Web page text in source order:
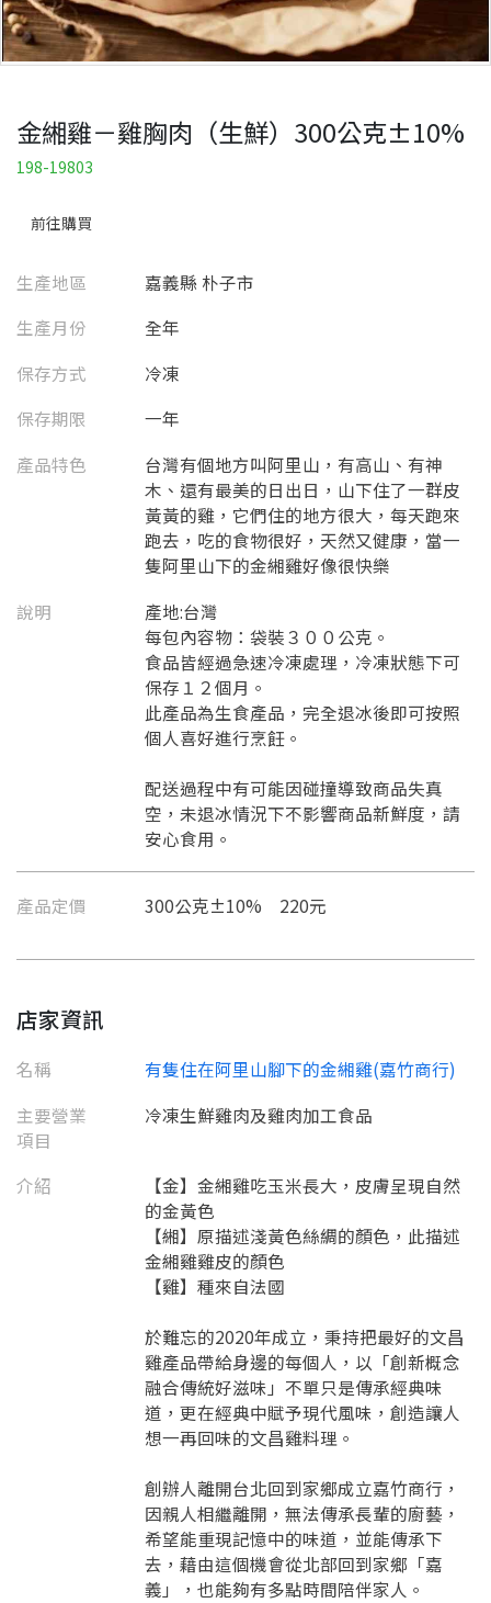
金緗雞－雞胸肉（生鮮）300公克±10%
198-19803
前往購買
生產地區
嘉義縣 朴子市
生產月份
全年
保存方式
冷凍
保存期限
一年
產品特色
台灣有個地方叫阿里山，有高山、有神
木、還有最美的日出日，山下住了一群皮
黃黃的雞，它們住的地方很大，每天跑來
跑去，吃的食物很好，天然又健康，當一
隻阿里山下的金緗雞好像很快樂
說明
產地:台灣
每包內容物：袋裝３００公克。
食品皆經過急速冷凍處理，冷凍狀態下可
保存１２個月。
此產品為生食產品，完全退冰後即可按照
個人喜好進行烹飪。
配送過程中有可能因碰撞導致商品失真
空，未退冰情況下不影響商品新鮮度，請
安心食用。
產品定價 300公克±10% 220元
店家資訊
名稱
有隻住在阿里山腳下的金緗雞(嘉竹商行)
主要營業
項目
冷凍生鮮雞肉及雞肉加工食品
介紹
【金】金緗雞吃玉米長大，皮膚呈現自然
的金黃色
【緗】原描述淺黃色絲綢的顏色，此描述
金緗雞雞皮的顏色
【雞】種來自法國
於難忘的2020年成立，秉持把最好的文昌
雞產品帶給身邊的每個人，以「創新概念
融合傳統好滋味」不單只是傳承經典味
道，更在經典中賦予現代風味，創造讓人
想一再回味的文昌雞料理。
創辦人離開台北回到家鄉成立嘉竹商行，
因親人相繼離開，無法傳承長輩的廚藝，
希望能重現記憶中的味道，並能傳承下
去，藉由這個機會從北部回到家鄉「嘉
義」，也能夠有多點時間陪伴家人。